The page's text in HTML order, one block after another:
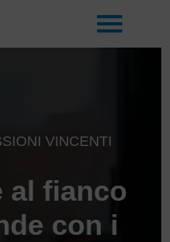
VINCENTI
al fianco
con i